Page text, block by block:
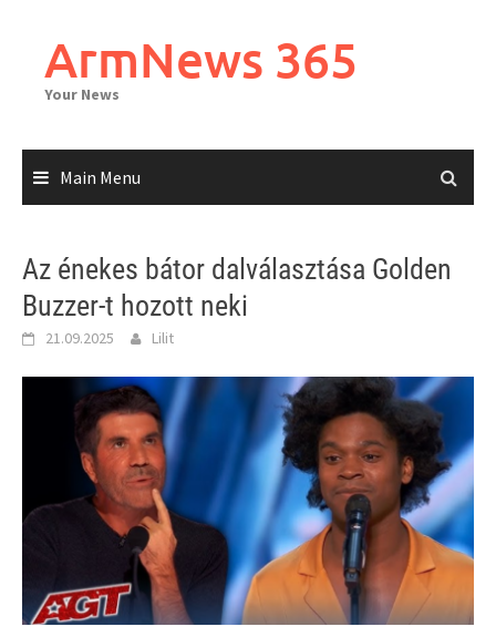
contentArmNews 365
Your News
Main Menu
Az énekes bátor dalválasztása Golden
Buzzer-t hozott neki
21.09.2025 Lilit